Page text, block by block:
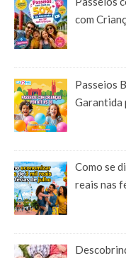
com
Passeios
Garantida
Como se
reais nas